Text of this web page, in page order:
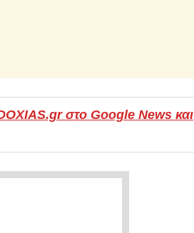
στο Google News και